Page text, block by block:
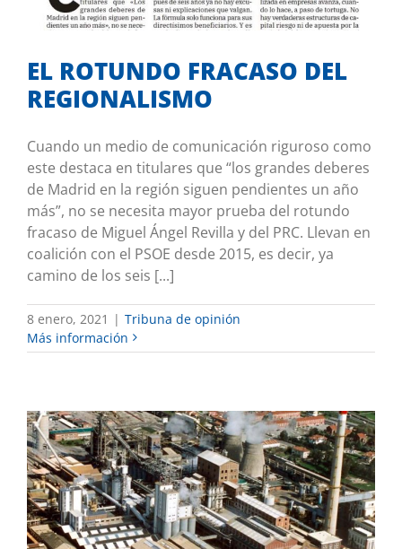
Tribuna de opinión
EL ROTUNDO FRACASO DEL
REGIONALISMO
Cuando un medio de comunicación riguroso como
este destaca en titulares que “los grandes deberes
de Madrid en la región siguen pendientes un año
más”, no se necesita mayor prueba del rotundo
fracaso de Miguel Ángel Revilla y del PRC. Llevan en
coalición con el PSOE desde 2015, es decir, ya
camino de los seis [...]
8 enero, 2021 | Tribuna de opinión
Más información
URGENTE APROBACIÓN DEL ESTATUTO
ELECTROINTENSIVO
Mis iniciativas